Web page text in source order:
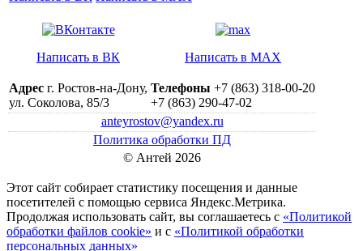
Написать в ВК Написать в MAX
Адрес г. Ростов-на-Дону,
ул. Соколова, 85/3
Телефоны +7 (863) 318-00-20
+7 (863) 290-47-02
anteyrostov@yandex.ru
Политика обработки ПД
© Антей 2026
Этот сайт собирает статистику посещения и данные
посетителей c помощью сервиса Яндекс.Метрика.
Продолжая использовать сайт, вы соглашаетесь с «Политикой
обработки файлов cookie» и с «Политикой обработки
персональных данных»